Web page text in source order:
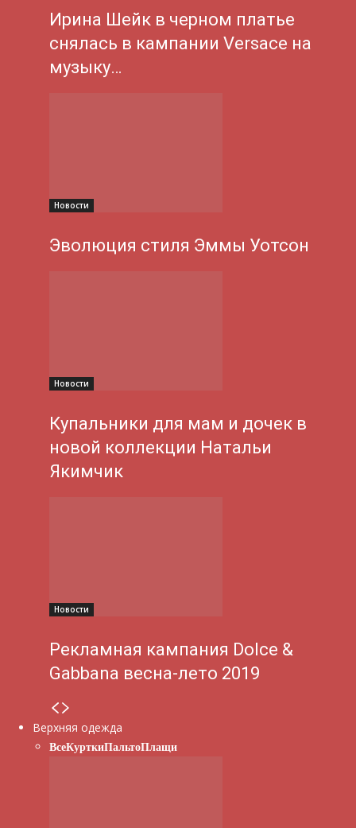
Ирина Шейк в черном платье
снялась в кампании Versace на
музыку…
Новости
Эволюция стиля Эммы Уотсон
Новости
Купальники для мам и дочек в
новой коллекции Натальи
Якимчик
Новости
Рекламная кампания Dolce &
Gabbana весна-лето 2019
Верхняя одежда
ВсеКурткиПальтоПлащи